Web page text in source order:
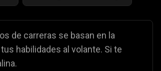
de Vida 🤸 Juegos de Saltar
🧮 Juegos de matemáticas
de carreras se basan en la
habilidades al volante. Si te